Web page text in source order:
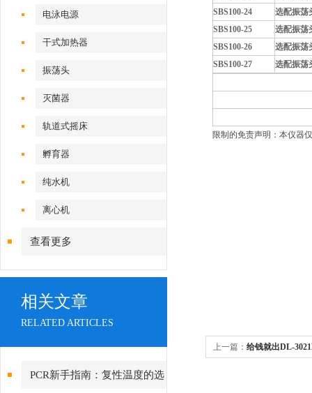
电泳电源
干式加热器
振荡头
灭菌器
轨道式摇床
孵育器
纯水机
离心机
查看更多
相关文章
RELATED ARTICLES
PCR新手指南：复性温度的选
SBS100-24
选配振荡
SBS100-25
选配振荡
SBS100-26
选配振荡
SBS100-27
选配振荡
限制的免责声明：本仪器
上一篇： 给钱就出DL-